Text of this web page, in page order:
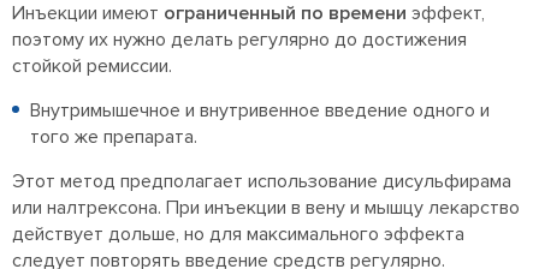
Инъекции имеют ограниченный по времени эффект,
поэтому их нужно делать регулярно до достижения
стойкой ремиссии.
Внутримышечное и внутривенное введение одного и
того же препарата.
Этот метод предполагает использование дисульфирама
или налтрексона. При инъекции в вену и мышцу лекарство
действует дольше, но для максимального эффекта
следует повторять введение средств регулярно.